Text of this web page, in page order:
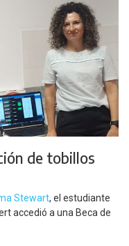
de tobillos
Stewart, el estudiante
accedió a una Beca de